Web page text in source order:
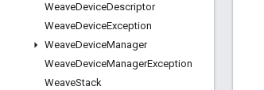
WeaveDeviceDescriptor
WeaveDeviceException
WeaveDeviceManager
WeaveDeviceManagerException
WeaveStack